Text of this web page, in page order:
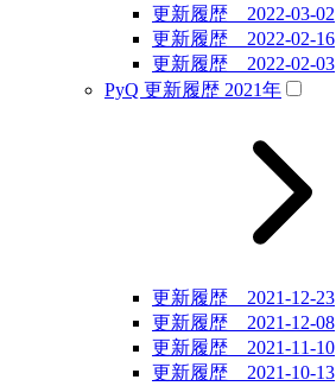
更新履歴 2022-03-02
更新履歴 2022-02-16
更新履歴 2022-02-03
PyQ 更新履歴 2021年
更新履歴 2021-12-23
更新履歴 2021-12-08
更新履歴 2021-11-10
更新履歴 2021-10-13